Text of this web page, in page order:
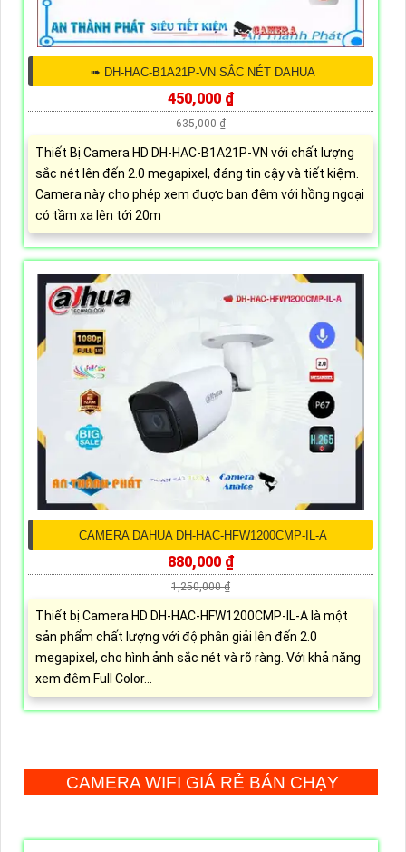
➠ DH-HAC-B1A21P-VN SẮC NÉT DAHUA
450,000 ₫
635,000 ₫
Thiết Bị Camera HD DH-HAC-B1A21P-VN với chất lượng
sắc nét lên đến 2.0 megapixel, đáng tin cậy và tiết kiệm.
Camera này cho phép xem được ban đêm với hồng ngoại
có tầm xa lên tới 20m
CAMERA DAHUA DH-HAC-HFW1200CMP-IL-A
880,000 ₫
1,250,000 ₫
Thiết bị Camera HD DH-HAC-HFW1200CMP-IL-A là một
sản phẩm chất lượng với độ phân giải lên đến 2.0
megapixel, cho hình ảnh sắc nét và rõ ràng. Với khả năng
xem đêm Full Color...
CAMERA WIFI GIÁ RẺ BÁN CHẠY